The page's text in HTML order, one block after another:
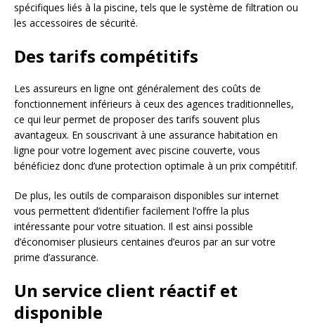
spécifiques liés à la piscine, tels que le système de filtration ou
les accessoires de sécurité.
Des tarifs compétitifs
Les assureurs en ligne ont généralement des coûts de
fonctionnement inférieurs à ceux des agences traditionnelles,
ce qui leur permet de proposer des tarifs souvent plus
avantageux. En souscrivant à une assurance habitation en
ligne pour votre logement avec piscine couverte, vous
bénéficiez donc d’une protection optimale à un prix compétitif.
De plus, les outils de comparaison disponibles sur internet
vous permettent d’identifier facilement l’offre la plus
intéressante pour votre situation. Il est ainsi possible
d’économiser plusieurs centaines d’euros par an sur votre
prime d’assurance.
Un service client réactif et
disponible